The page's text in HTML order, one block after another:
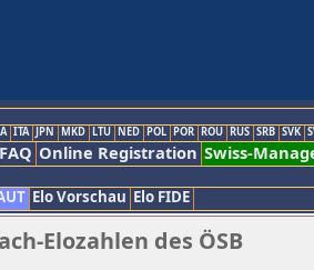
ITA JPN MKD LTU NED POL POR ROU RUS SRB SVK
FAQ Online Registration Swiss-
Elo Vorschau Elo FIDE
Elozahlen des ÖSB